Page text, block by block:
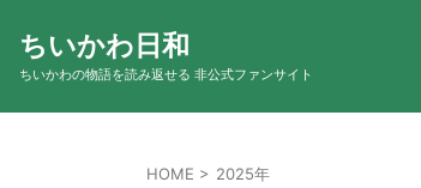
ちいかわ日和
ちいかわの物語を読み返せる 非公式ファンサイト
HOME > 2025年